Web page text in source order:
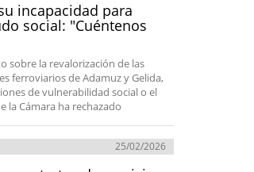
incapacidad para
social: "Cuéntenos
sobre la revalorización de las
ferroviarios de Adamuz y Gelida,
de vulnerabilidad social o el
la Cámara ha rechazado
25/02/2026